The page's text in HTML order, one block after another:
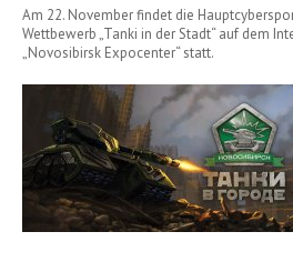
Am 22. November findet die
Wettbewerb „Tanki in der Stadt“ auf dem
„Novosibirsk Expocenter“ statt.